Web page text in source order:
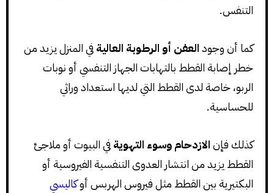
التنفس.
كما أن وجودالعفن أو الرطوبة العاليةفي المنزل يزيد من
خطر إصابة القطط بالتهابات الجهاز التنفسي أو نوبات
الربو، خاصة لدى القطط التي لديها استعداد وراثي
للحساسية.
كذلك فإنالازدحام وسوء التهويةفي البيوت أو ملاجئ
القطط يزيد من انتشار العدوى التنفسية الفيروسية أو
البكتيرية بين القطط مثل فيروس الهربس أوكاليسي